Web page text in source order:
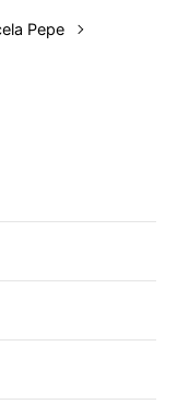
Pepe